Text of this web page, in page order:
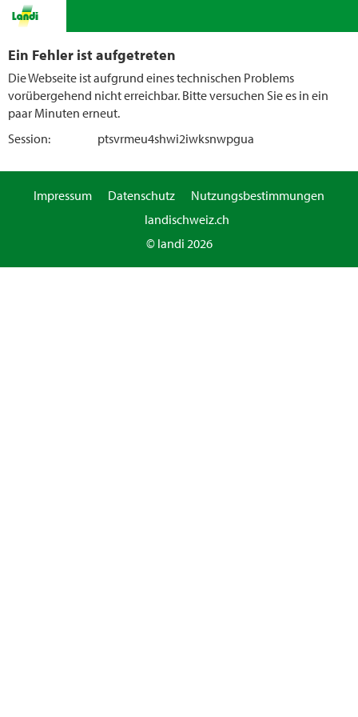
Ein Fehler ist aufgetreten
Die Webseite ist aufgrund eines technischen Problems
vorübergehend nicht erreichbar. Bitte versuchen Sie es in ein
paar Minuten erneut.
Session:
ptsvrmeu4shwi2iwksnwpgua
Impressum Datenschutz
Nutzungsbestimmungen
landischweiz.ch
© landi 2026